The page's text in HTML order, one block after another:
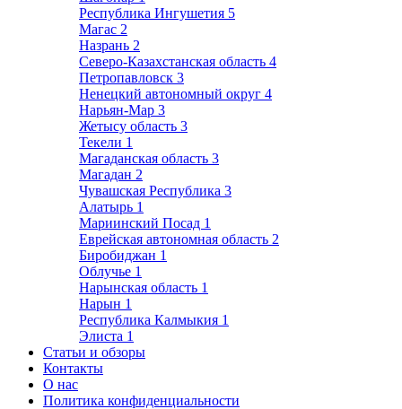
Республика Ингушетия 5
Магас 2
Назрань 2
Северо-Казахстанская область 4
Петропавловск 3
Ненецкий автономный округ 4
Нарьян-Мар 3
Жетысу область 3
Текели 1
Магаданская область 3
Магадан 2
Чувашская Республика 3
Алатырь 1
Мариинский Посад 1
Еврейская автономная область 2
Биробиджан 1
Облучье 1
Нарынская область 1
Нарын 1
Республика Калмыкия 1
Элиста 1
Статьи и обзоры
Контакты
О нас
Политика конфиденциальности